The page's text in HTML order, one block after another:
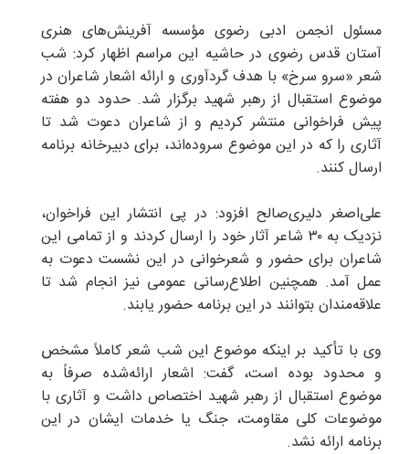
مسئول انجمن ادبی رضوی مؤسسه آفرینش‌های هنری
آستان قدس رضوی در حاشیه این مراسم اظهار کرد: شب
شعر «سرو سرخ» با هدف گردآوری و ارائه اشعار شاعران در
موضوع استقبال از رهبر شهید برگزار شد. حدود دو هفته
پیش فراخوانی منتشر کردیم و از شاعران دعوت شد تا
آثاری را که در این موضوع سروده‌اند، برای دبیرخانه برنامه
ارسال کنند.
علی‌اصغر دلیری‌صالح افزود: در پی انتشار این فراخوان،
نزدیک به ۳۰ شاعر آثار خود را ارسال کردند و از تمامی این
شاعران برای حضور و شعرخوانی در این نشست دعوت به
عمل آمد. همچنین اطلاع‌رسانی عمومی نیز انجام شد تا
علاقه‌مندان بتوانند در این برنامه حضور یابند.
وی با تأکید بر اینکه موضوع این شب شعر کاملاً مشخص
و محدود بوده است، گفت: اشعار ارائه‌شده صرفاً به
موضوع استقبال از رهبر شهید اختصاص داشت و آثاری با
موضوعات کلی مقاومت، جنگ یا خدمات ایشان در این
برنامه ارائه نشد.